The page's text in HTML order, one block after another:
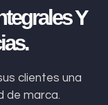
Y
clientes una
de marca.